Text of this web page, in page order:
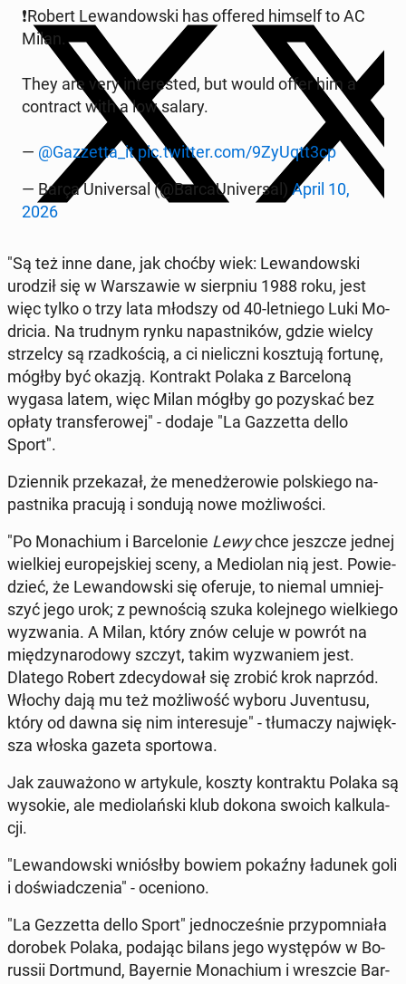
❗️Ro­bert Le­wan­dow­ski has offered himself to AC
Milan.
They are very in­te­re­sted, but would offer him a
con­tract with a low salary.
— @Gaz­zet­ta_it pic.twitter.com/9ZyUqtt3cp
— Barça Uni­ver­sal (@Bar­caU­ni­ver­sal) April 10,
2026
"Są też inne dane, jak choćby wiek: Le­wan­dow­ski
urodził się w War­sza­wie w sierp­niu 1988 roku, jest
więc tylko o trzy lata młodszy od 40-let­nie­go Luki Mo­
dri­cia. Na trudnym rynku na­past­ni­ków, gdzie wielcy
strzel­cy są rzad­ko­ścią, a ci nie­licz­ni kosz­tu­ją fortunę,
mógłby być okazją. Kon­trakt Polaka z Bar­ce­lo­ną
wygasa latem, więc Milan mógłby go po­zy­skać bez
opłaty trans­fe­ro­wej" - dodaje "La Gaz­zet­ta dello
Sport".
Dzien­nik prze­ka­zał, że me­ne­dże­ro­wie pol­skie­go na­
past­ni­ka pracują i sondują nowe moż­li­wo­ści.
"Po Mo­na­chium i Bar­ce­lo­nie Lewychce jeszcze jednej
wiel­kiej eu­ro­pej­skiej sceny, a Me­dio­lan nią jest. Po­wie­
dzieć, że Le­wan­dow­ski się oferuje, to niemal umniej­
szyć jego urok; z pew­no­ścią szuka ko­lej­ne­go wiel­kie­go
wy­zwa­nia. A Milan, który znów celuje w powrót na
mię­dzy­na­ro­do­wy szczyt, takim wy­zwa­niem jest.
Dlatego Robert zde­cy­do­wał się zrobić krok naprzód.
Włochy dają mu też moż­li­wość wyboru Ju­ven­tu­su,
który od dawna się nim in­te­re­su­je" - tłu­ma­czy naj­więk­
sza włoska gazeta spor­to­wa.
Jak za­uwa­żo­no w ar­ty­ku­le, koszty kon­trak­tu Polaka są
wysokie, ale me­dio­lań­ski klub dokona swoich kal­ku­la­
cji.
"Le­wan­dow­ski wniósł­by bowiem pokaźny ładunek goli
i do­świad­cze­nia" - oce­nio­no.
"La Gez­zet­ta dello Sport" jed­no­cze­śnie przy­po­mnia­ła
dorobek Polaka, podając bilans jego wy­stę­pów w Bo­
rus­sii Do­rt­mund, Bay­er­nie Mo­na­chium i wresz­cie Bar­